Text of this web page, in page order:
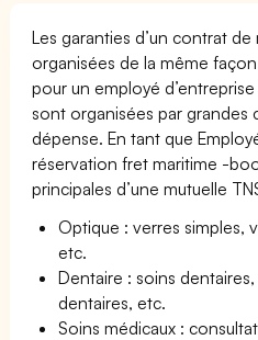
Les garanties d’un contrat
organisées de la même
pour un employé
sont organisées par grandes
dépense. En tant que
réservation fret maritime -
principales d’une mutuelle
Optique : verres simples,
etc.
Dentaire : soins
dentaires, etc.
Soins médicaux :